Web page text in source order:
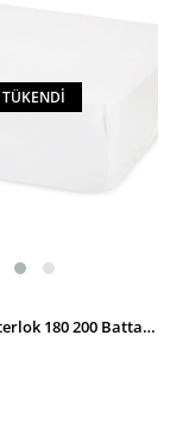
TÜKENDI
Vs Çarşaf İnterlok 180 200 Battal Boy KREM